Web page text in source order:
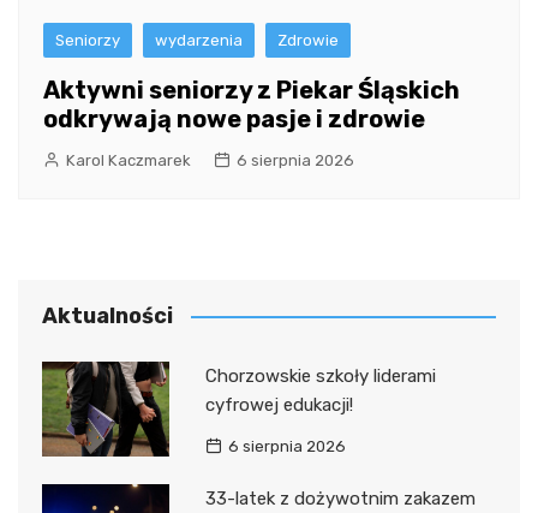
Seniorzy wydarzenia Zdrowie
Aktywni seniorzy z Piekar Śląskich
odkrywają nowe pasje i zdrowie
Karol Kaczmarek 6 sierpnia 2026
Aktualności
Chorzowskie szkoły liderami
cyfrowej edukacji!
6 sierpnia 2026
33-latek z dożywotnim zakazem